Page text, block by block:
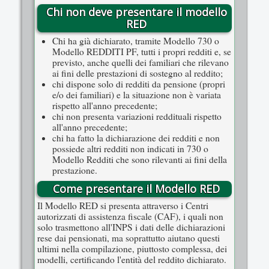
Chi non deve presentare il modello
RED
Chi ha già dichiarato, tramite Modello 730 o
Modello REDDITI PF, tutti i propri redditi e, se
previsto, anche quelli dei familiari che rilevano
ai fini delle prestazioni di sostegno al reddito;
chi dispone solo di redditi da pensione (propri
e/o dei familiari) e la situazione non è variata
rispetto all'anno precedente;
chi non presenta variazioni reddituali rispetto
all'anno precedente;
chi ha fatto la dichiarazione dei redditi e non
possiede altri redditi non indicati in 730 o
Modello Redditi che sono rilevanti ai fini della
prestazione.
Come presentare il Modello RED
Il Modello RED si presenta attraverso i Centri
autorizzati di assistenza fiscale (CAF), i quali non
solo trasmettono all'INPS i dati delle dichiarazioni
rese dai pensionati, ma soprattutto aiutano questi
ultimi nella compilazione, piuttosto complessa, dei
modelli, certificando l'entità del reddito dichiarato.